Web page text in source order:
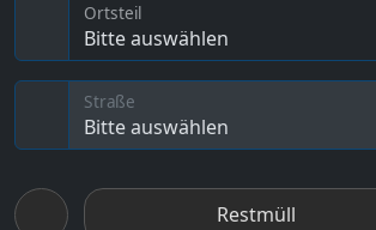
Bitte auswählen
Ortsteil
Bitte auswählen
Straße
Restmüll